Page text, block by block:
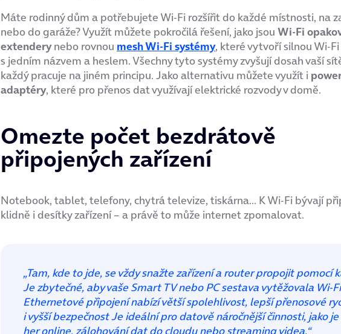
Máte rodinný dům a potřebujete Wi-Fi rozšířit do každé místnosti, na
nebo do garáže? Využít můžete pokročilá řešení, jako jsou Wi-Fi
extenderynebo rovnou mesh Wi-Fi systémy, které vytvoří silnou Wi-
s jedním názvem a heslem. Všechny tyto systémy zvyšují dosah vaší
každý pracuje na jiném principu. Jako alternativu můžete využít i
adaptéry, které pro přenos dat využívají elektrické rozvody v domě.
Omezte počet bezdrátově
připojených zařízení
Notebook, tablet, telefony, chytrá televize, tiskárna... K Wi-Fi bývají
klidně i desítky zařízení – a právě to může internet zpomalovat.
„Tam, kde to jde, se vždy snažte zařízení a router propojit pomocí
Je zbytečné, aby vaše Smart TV nebo PC sestava vytěžovala Wi-
Ethernetové připojení nabízí větší spolehlivost, lepší přenosové
i vyšší bezpečnost Je ideální pro datově náročnější činnosti, jako
her online, zálohování dat do cloudu nebo streaming videa.“